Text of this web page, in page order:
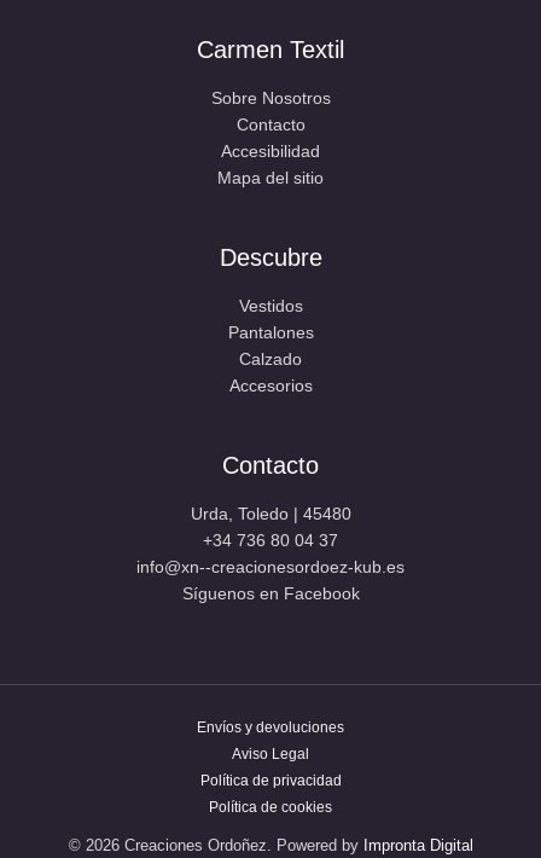
Carmen Textil
Sobre Nosotros
Contacto
Accesibilidad
Mapa del sitio
Descubre
Vestidos
Pantalones
Calzado
Accesorios
Contacto
Urda, Toledo | 45480
+34 736 80 04 37
info@xn--creacionesordoez-kub.es
Síguenos en Facebook
Envíos y devoluciones
Aviso Legal
Política de privacidad
Política de cookies
© 2026 Creaciones Ordoñez. Powered by Impronta Digital